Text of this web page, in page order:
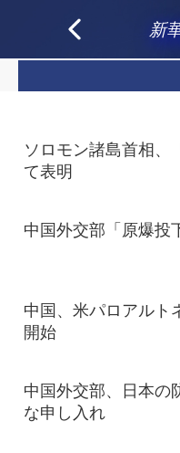
新
ソロモン諸島首相、
て表明
中国外交部「原爆投
中国、米パロアルト
開始
中国外交部、日本
な申し入れ